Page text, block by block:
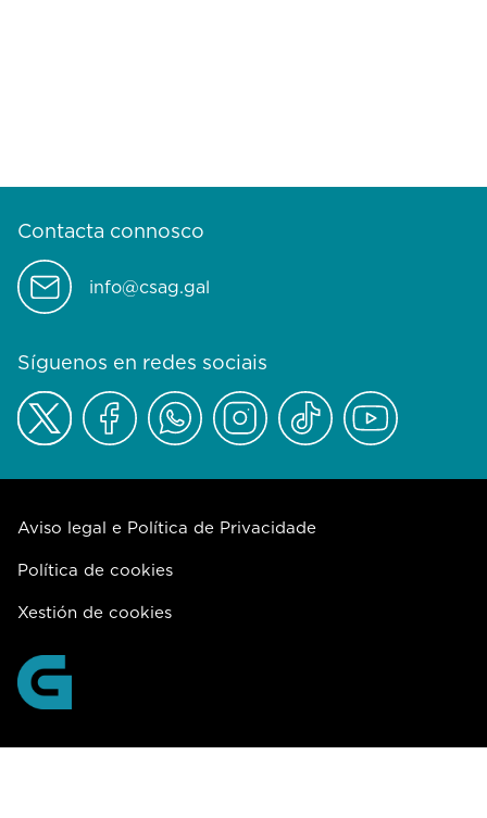
Contacta connosco
info@csag.gal
Síguenos en redes sociais
Aviso legal e Política de Privacidade
Política de cookies
Xestión de cookies